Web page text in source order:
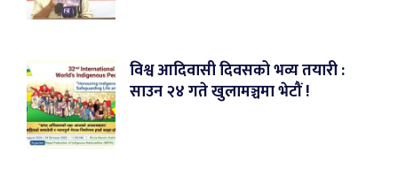
विश्व आदिवासी दिवसको भव्य तयारी :
साउन २४ गते खुलामञ्चमा भेटौं !